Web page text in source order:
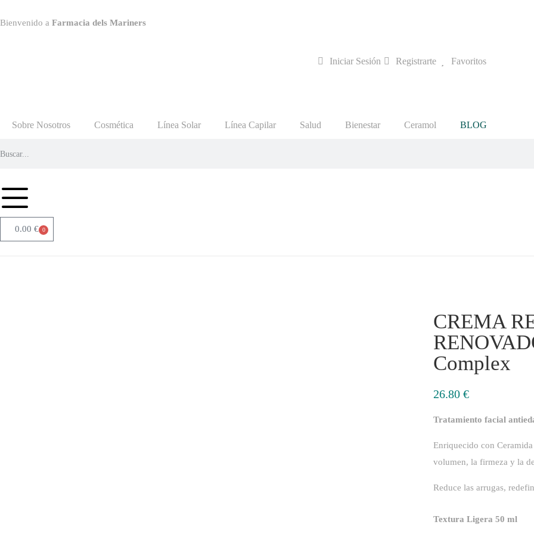
Bienvenido a Farmacia dels Mariners
Iniciar Sesión Registrarte Favoritos
Sobre Nosotros Cosmética Línea Solar Línea Capilar Salud Bienestar Ceramol BLOG
0.00 € 0
CREMA
Complex
26.80 €
Tratamiento facial
​Enriquecido con
volumen, la firmeza y la
Reduce las arrugas,
Textura Ligera 50 ml